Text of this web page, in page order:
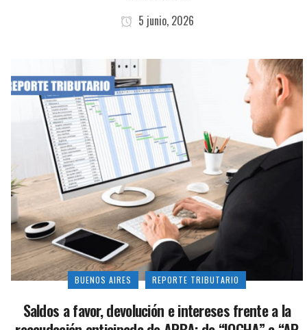
5 junio, 2026
BUENOS AIRES REPORTE TRIBUTARIO
Saldos a favor, devolución e intereses frente a la